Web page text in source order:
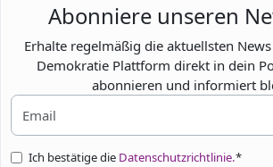
Abonniere unseren
Erhalte regelmäßig die aktuellsten
Demokratie Plattform direkt in dein
abonnieren und informiert
Ich bestätige die Datenschutzrichtlinie.*